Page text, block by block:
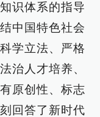
识体系的指导
中国特色社会
学立法、严格
治人才培养、
原创性、标志
回答了新时代